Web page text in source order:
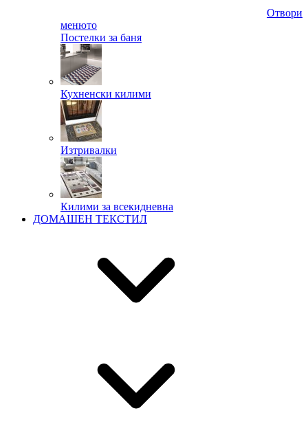
Отвори
менюто
Постелки за баня
Кухненски килими
Изтривалки
Килими за всекидневна
ДОМАШЕН ТЕКСТИЛ